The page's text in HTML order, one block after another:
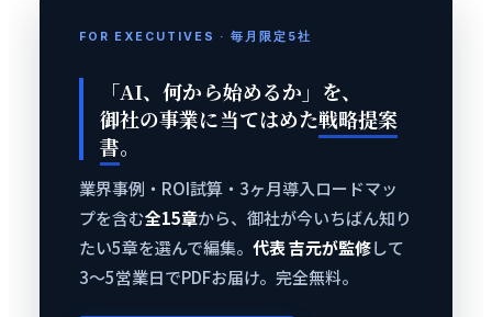
FOR EXECUTIVES · 毎月限定5社
「AI、何から始めるか」を、
御社の事業に当てはめた戦略提案
書。
業界事例・ROI試算・3ヶ月導入ロードマッ
プを含む全15章から、御社が今いちばん知り
たい5章を選んで編集。 代表 吉元が監修して
3〜5営業日でPDFお届け。完全無料。